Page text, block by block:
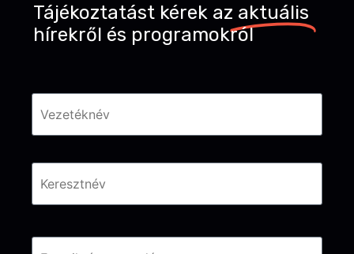
Tájékoztatást kérek az aktuális
hírekről és programokról
Név *
Email *